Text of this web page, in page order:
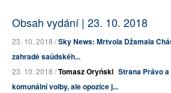
Obsah vydání | 23. 10. 2018
23. 10. 2018 /Sky News: Mrtvola Džamala
zahradě saúdskéh...
23. 10. 2018 /Tomasz Oryński Strana Právo
komunální volby, ale opozice j...